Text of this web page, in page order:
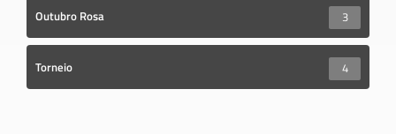
Outubro Rosa 3
Torneio 4